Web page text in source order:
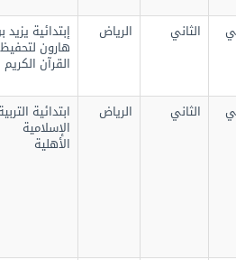
الثاني الرياض إبتدائية يزيد بن
هارون لتحفيظ
القرآن الكريم
الثاني الرياض ابتدائية التربية
الإسلامية
الأهلية